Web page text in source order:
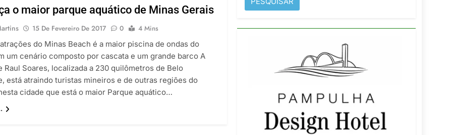
Atomium: História, Ciência e a Melhor Vista de Bruxelas
2026
o maior parque aquático de Minas Gerais
15 De Fevereiro De 2017 0
4 Mins
do Minas Beach é a maior piscina de ondas do
um cenário composto por cascata e um grande barco A
Raul Soares, localizada a 230 quilômetros de Belo
está atraindo turistas mineiros e de outras regiões do
cidade que está o maior Parque aquático…